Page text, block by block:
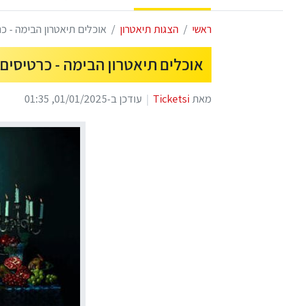
ראשי הצגות תיאטרון אוכלים תיאטרון הבימה -
אוכלים תיאטרון הבימה - כרטיסים
מאת Ticketsi עודכן ב-01/01/2025, 01:35